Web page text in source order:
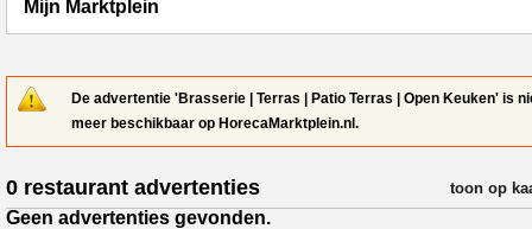
Mijn Marktplein
De advertentie 'Brasserie | Terras | Patio Terras | Open Keuken' is
meer beschikbaar op HorecaMarktplein.nl.
0 restaurant advertenties verfijn
toon op
Geen advertenties gevonden.